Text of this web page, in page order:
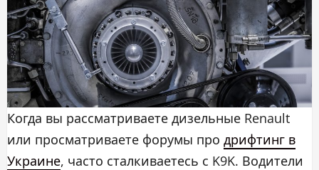
Когда вы рассматриваете дизельные Renault
или просматриваете форумы про дрифтинг в
Украине, часто сталкиваетесь с K9K. Водители